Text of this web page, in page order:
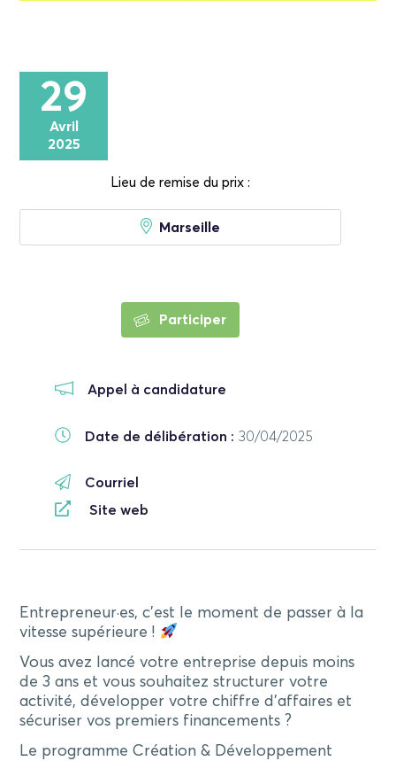
29
Avril
2025
Lieu de remise du prix :
Marseille
Participer
Appel à candidature
Date de délibération : 30/04/2025
Courriel
Site web
Entrepreneur·es, c’est le moment de passer à la
vitesse supérieure !
Vous avez lancé votre entreprise depuis moins
de 3 ans et vous souhaitez structurer votre
activité, développer votre chiffre d’affaires et
sécuriser vos premiers financements ?
Le programme Création & Développement